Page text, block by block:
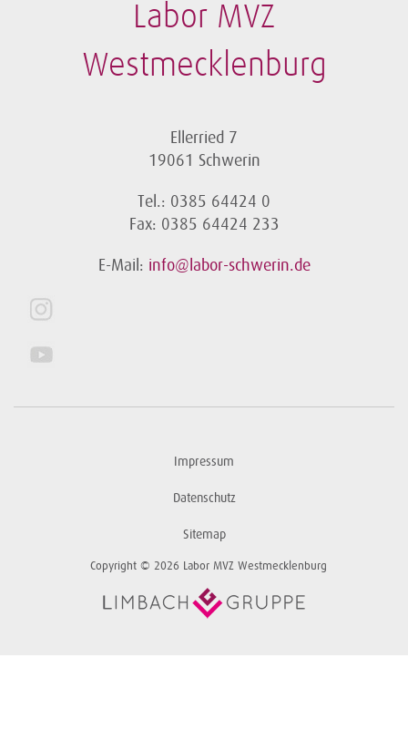
Labor MVZ
Westmecklenburg
Ellerried 7
19061 Schwerin
Tel.: 0385 64424 0
Fax: 0385 64424 233
E-Mail: info@labor-schwerin.de
Impressum
Datenschutz
Sitemap
Copyright © 2026 Labor MVZ Westmecklenburg